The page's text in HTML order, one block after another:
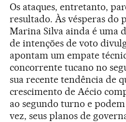
Os ataques, entretanto,
resultado. Às vésperas
Marina Silva ainda é uma
de intenções de voto
apontam um empate
concorrente tucano no
sua recente tendência de
crescimento de Aécio
ao segundo turno e
vez, seus planos de